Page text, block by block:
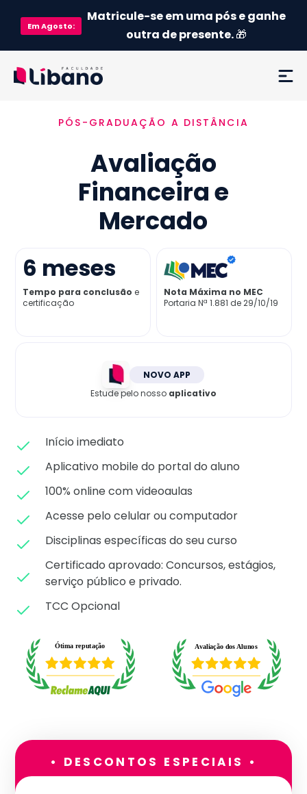
EmAgosto:
Matricule-se em uma pós e ganhe
outra de presente.🎁
Ementa
Como funciona
Credenciamento MEC
Já sou aluno
PÓS-GRADUAÇÃO A DISTÂNCIA
Avaliação
Financeira e
Mercado
6 meses
Tempo para conclusão e
certificação
Nota Máxima no MEC
Portaria Nª 1.881 de 29/10/19
NOVO APP
Estude pelo nosso aplicativo
Início imediato
Aplicativo mobile do portal do aluno
100% online com videoaulas
Acesse pelo celular ou computador
Disciplinas específicas do seu curso
Certificado aprovado: Concursos, estágios,
serviço público e privado.
TCC Opcional
• DESCONTOS ESPECIAIS •